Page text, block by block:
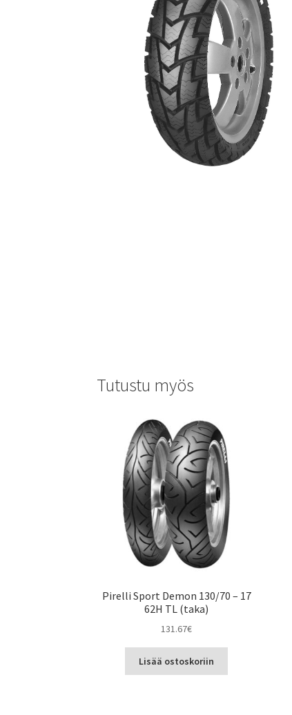
Tutustu myös
Pirelli Sport Demon 130/70 – 17
62H TL (taka)
131.67€
Lisää ostoskoriin